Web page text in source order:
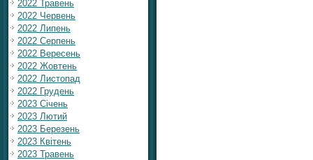
2022 Травень
2022 Червень
2022 Липень
2022 Серпень
2022 Вересень
2022 Жовтень
2022 Листопад
2022 Грудень
2023 Січень
2023 Лютий
2023 Березень
2023 Квітень
2023 Травень